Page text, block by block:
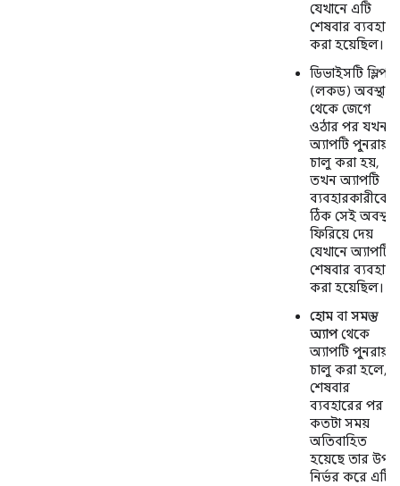
যেখানে এটি
শেষবার ব্যবহার
করা হয়েছিল।
ডিভাইসটি স্লিপ
(লকড) অবস্থা
থেকে জেগে
ওঠার পর যখন
অ্যাপটি পুনরায়
চালু করা হয়,
তখন অ্যাপটি
ব্যবহারকারীকে
ঠিক সেই অবস্থায়
ফিরিয়ে দেয়
যেখানে অ্যাপটি
শেষবার ব্যবহার
করা হয়েছিল।
হোম বাসমস্ত
অ্যাপথেকে
অ্যাপটি পুনরায়
চালু করা হলে,
শেষবার
ব্যবহারের পর
কতটা সময়
অতিবাহিত
হয়েছে তার উপর
নির্ভর করে এটি